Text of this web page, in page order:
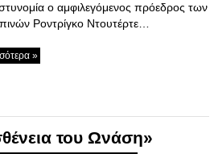
ο αμφιλεγόμενος πρόεδρος των
Ροντρίγκο Ντουτέρτε…
»
του Ωνάση»